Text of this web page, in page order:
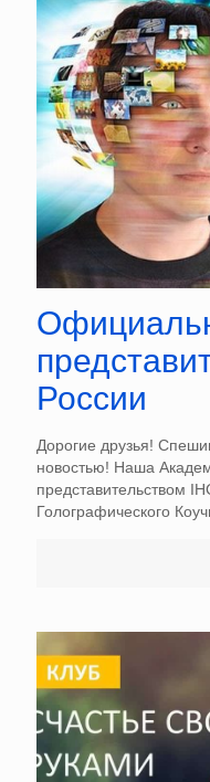
России
Дорогие друзья!
новостью! Наша
представительством
Голографического